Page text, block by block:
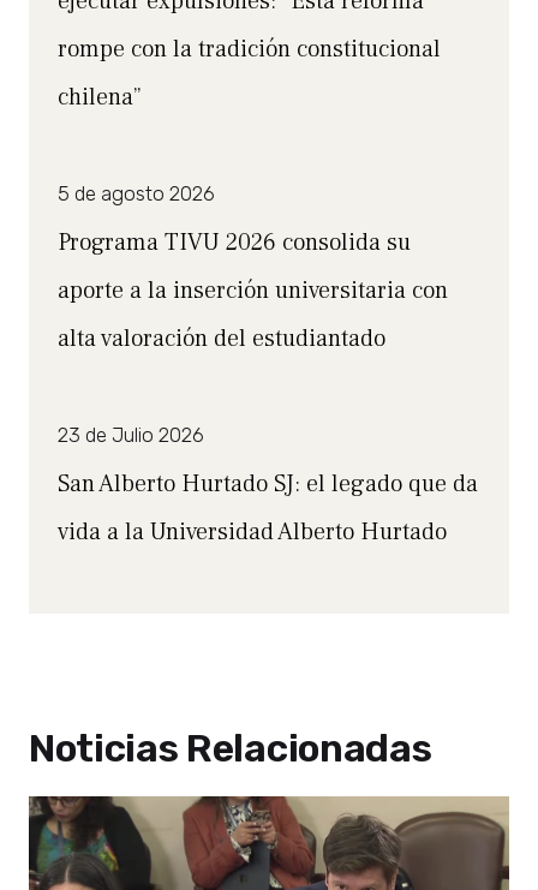
rompe con la tradición constitucional
chilena”
5 de agosto 2026
Programa TIVU 2026 consolida su
aporte a la inserción universitaria con
alta valoración del estudiantado
23 de Julio 2026
San Alberto Hurtado SJ: el legado que da
vida a la Universidad Alberto Hurtado
Noticias Relacionadas